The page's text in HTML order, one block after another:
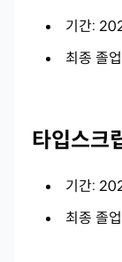
기간:
최종 졸
타입스크
기간:
최종 졸